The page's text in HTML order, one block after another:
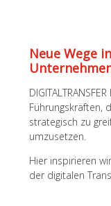
Neue Wege
Führungskräften,
strategisch zu
umzusetzen.
Hier inspirieren
der digitalen